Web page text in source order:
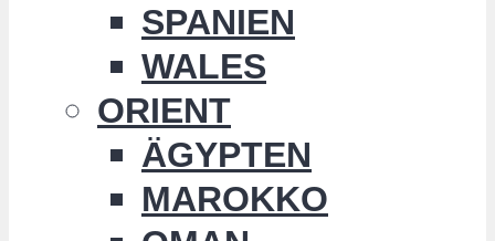
SPANIEN
WALES
ORIENT
ÄGYPTEN
MAROKKO